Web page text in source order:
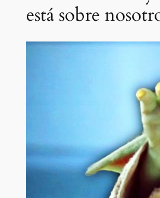
está sobre